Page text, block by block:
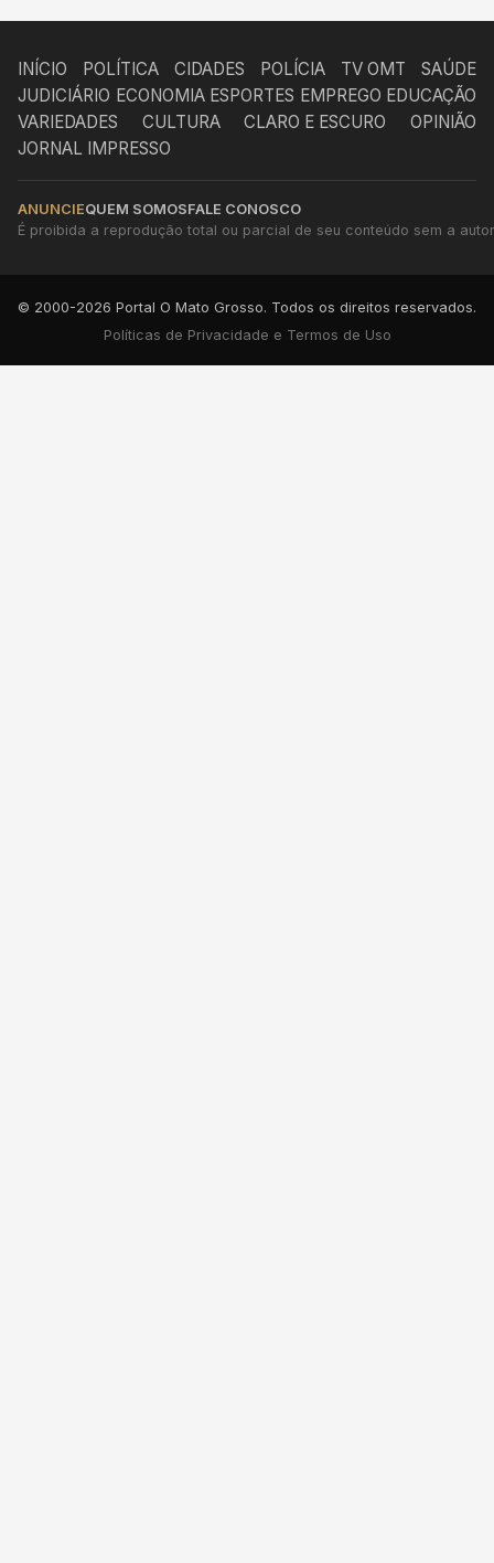
INÍCIO POLÍTICA CIDADES POLÍCIA TV OMT
SAÚDE
JUDICIÁRIO ECONOMIA ESPORTES EMPREGO EDUCAÇÃO
VARIEDADES
CULTURA CLARO E ESCURO
OPINIÃO
JORNAL IMPRESSO
ANUNCIEQUEM SOMOSFALE CONOSCO
É proibida a reprodução total ou parcial de seu conteúdo sem a
© 2000-2026 Portal O Mato Grosso. Todos os direitos reservados.
Políticas de Privacidade e Termos de Uso